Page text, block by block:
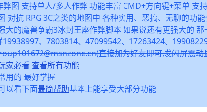
弊图 支持单人/多人作弊 功能丰富 CMD+方向键+菜单 支
对抗 RPG 3C之类的地图中 各种实用、恶搞、无聊的功
大的魔兽争霸3冰封王座作弊脚本 如果说还有更强大的
、7803814、47099542、17263424、
直接加为好友即可,发闪屏震动
家必看 查看所有功能
用的 最好掌握
以看下面最简帮助基本上能享受大部分功能